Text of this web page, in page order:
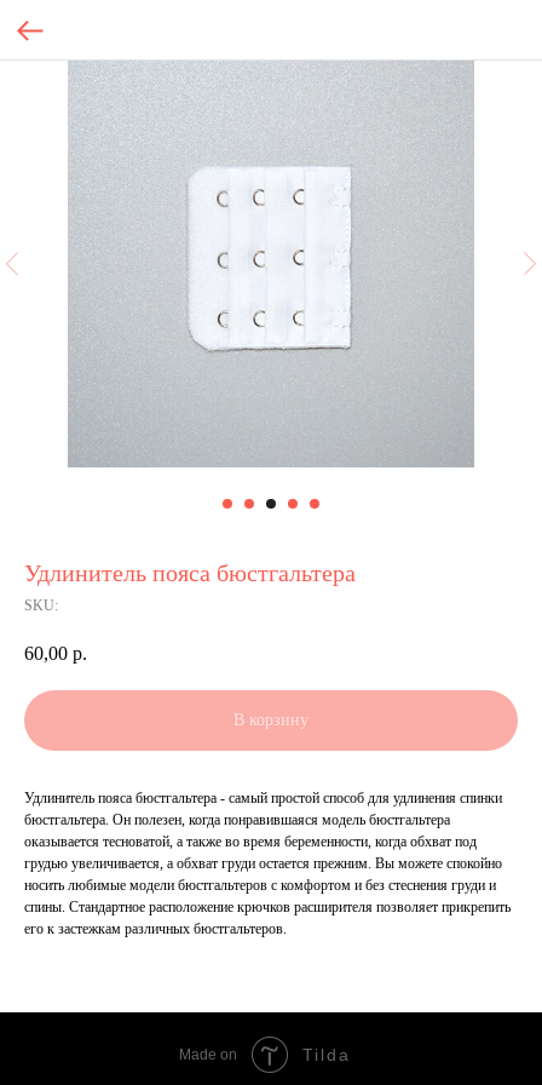
Удлинитель пояса бюстгальтера
SKU:
60,00 р.
В корзину
Удлинитель пояса бюстгальтера - самый простой способ для удлинения спинки
бюстгальтера. Он полезен, когда понравившаяся модель бюстгальтера
оказывается тесноватой, а также во время беременности, когда обхват под
грудью увеличивается, а обхват груди остается прежним. Вы можете спокойно
носить любимые модели бюстгальтеров с комфортом и без стеснения груди и
спины. Стандартное расположение крючков расширителя позволяет прикрепить
его к застежкам различных бюстгальтеров.
Made on Tilda